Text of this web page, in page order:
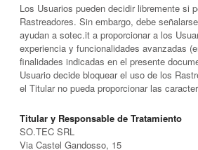
Los Usuarios pueden decidir libremente si
Rastreadores. Sin embargo, debe
ayudan a sotec.it a proporcionar a los
experiencia y funcionalidades avanzadas
finalidades indicadas en el presente
Usuario decide bloquear el uso de los
el Titular no pueda proporcionar las
Titular y Responsable de Tratamiento
SO.TEC SRL
Via Castel Gandosso, 15